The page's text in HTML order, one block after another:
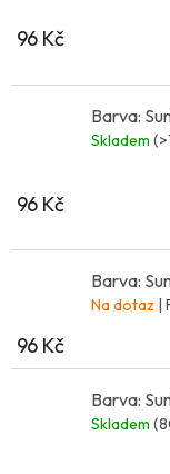
96 Kč
Barva:
Skladem
96 Kč
Barva:
Na dotaz
96 Kč
Barva:
Skladem